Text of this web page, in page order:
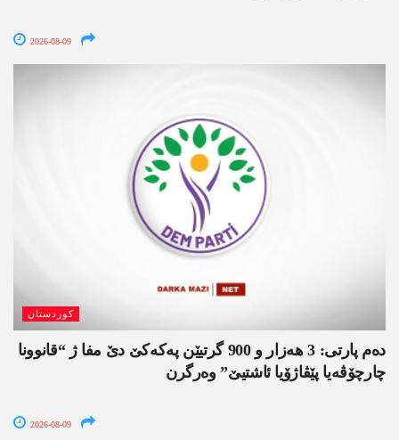
2026-08-09
کوردستان
دەم پارتی: 3 ھەزار و 900 گرتیێن پەکەکێ دێ مفا ژ “قانوونا
چارچۆڤەیا پێڤاژۆیا ئاشتیێ” وەرگرن
2026-08-09